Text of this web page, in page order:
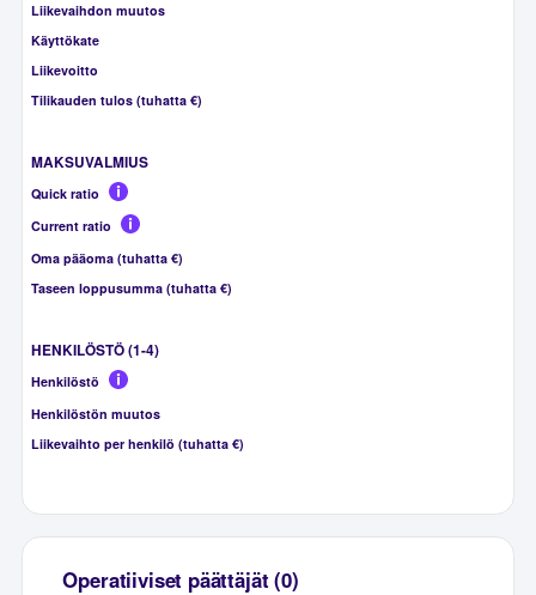
Liikevaihdon muutos
Käyttökate
Liikevoitto
Tilikauden tulos (tuhatta €)
MAKSUVALMIUS
Quick ratio
Current ratio
Oma pääoma (tuhatta €)
Taseen loppusumma (tuhatta €)
HENKILÖSTÖ (1-4)
Henkilöstö
Henkilöstön muutos
Liikevaihto per henkilö (tuhatta €)
Operatiiviset päättäjät (0)